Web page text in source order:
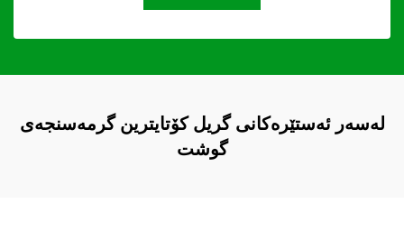
لەسەر ئەستێرەکانی گریل کۆتایترین گرمەسنجەی
گوشت